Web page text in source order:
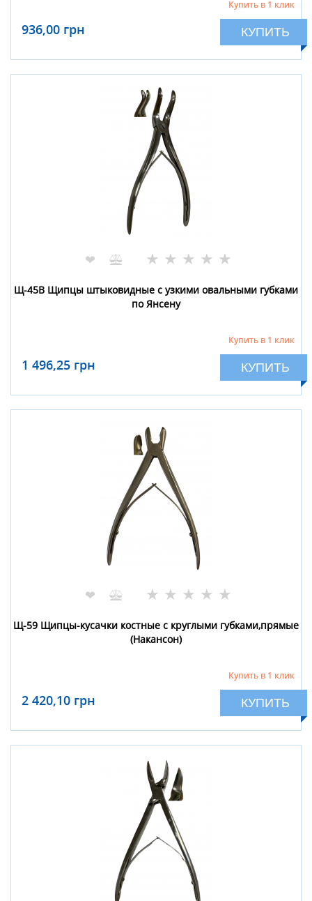
936,00 грн
Купить в 1 клик
КУПИТЬ
❤ ★ ★ ★ ★ ★
Щ-45В Щипцы штыковидные с узкими овальными губками
по Янсену
1 496,25 грн
Купить в 1 клик
КУПИТЬ
❤ ★ ★ ★ ★ ★
Щ-59 Щипцы-кусачки костные с круглыми губками,прямые
(Накансон)
2 420,10 грн
Купить в 1 клик
КУПИТЬ